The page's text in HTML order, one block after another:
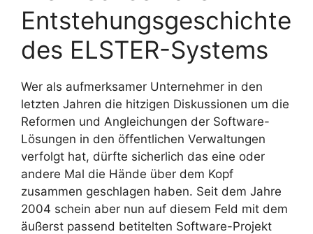
Entstehungsgeschichte
des ELSTER-Systems
Wer als aufmerksamer Unternehmer in den
letzten Jahren die hitzigen Diskussionen um die
Reformen und Angleichungen der Software-
Lösungen in den öffentlichen Verwaltungen
verfolgt hat, dürfte sicherlich das eine oder
andere Mal die Hände über dem Kopf
zusammen geschlagen haben. Seit dem Jahre
2004 schein aber nun auf diesem Feld mit dem
äußerst passend betitelten Software-Projekt